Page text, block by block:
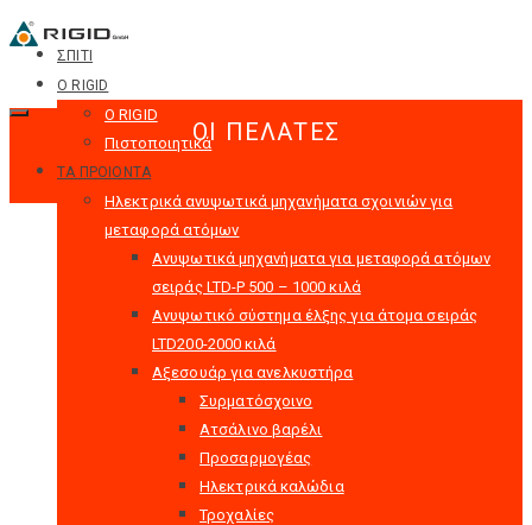
ΣΠΙΤΙ
Ο RIGID
Ο RIGID
Πιστοποιητικά
ΤΑ ΠΡΟΙΟΝΤΑ
Hλεκτρικά ανυψωτικά μηχανήματα σχοινιών για
μεταφορά ατόμων
Ανυψωτικά μηχανήματα για μεταφορά ατόμων
σειράς LTD-P 500 – 1000 κιλά
Ανυψωτικό σύστημα έλξης για άτομα σειράς
LTD200-2000 κιλά
Αξεσουάρ για ανελκυστήρα
Συρματόσχοινο
Ατσάλινο βαρέλι
Προσαρμογέας
Ηλεκτρικά καλώδια
Τροχαλίες
ΟΙ ΠΕΛΆΤΕΣ